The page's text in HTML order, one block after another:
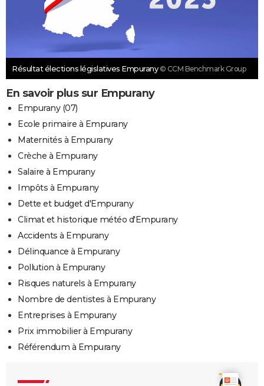
Résultat élections législatives Empurany © CCM Benchmark Group
En savoir plus sur Empurany
Empurany (07)
Ecole primaire à Empurany
Maternités à Empurany
Crèche à Empurany
Salaire à Empurany
Impôts à Empurany
Dette et budget d'Empurany
Climat et historique météo d'Empurany
Accidents à Empurany
Délinquance à Empurany
Pollution à Empurany
Risques naturels à Empurany
Nombre de dentistes à Empurany
Entreprises à Empurany
Prix immobilier à Empurany
Référendum à Empurany